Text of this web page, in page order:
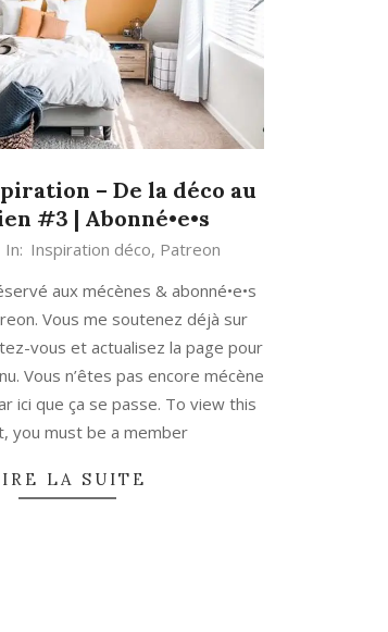
– De la déco au
#3 | Abonné•e•s
In: Inspiration déco, Patreon
aux mécènes & abonné•e•s
Vous me soutenez déjà sur
vous et actualisez la page pour
Vous n’êtes pas encore mécène
ici que ça se passe. To view this
you must be a member
LA SUITE